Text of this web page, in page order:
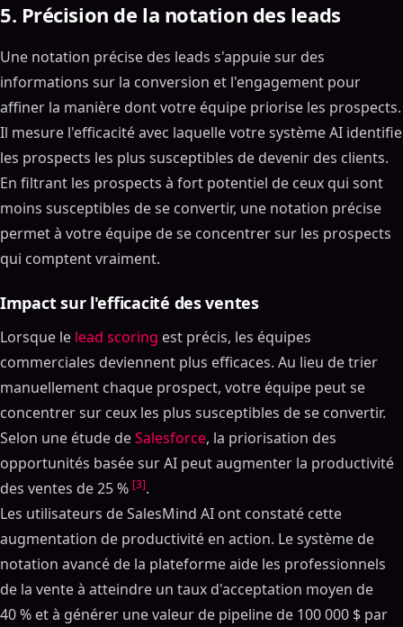
5. Précision de la notation des leads
Une notation précise des leads s'appuie sur des
informations sur la conversion et l'engagement pour
affiner la manière dont votre équipe priorise les prospects.
Il mesure l'efficacité avec laquelle votre système AI identifie
les prospects les plus susceptibles de devenir des clients.
En filtrant les prospects à fort potentiel de ceux qui sont
moins susceptibles de se convertir, une notation précise
permet à votre équipe de se concentrer sur les prospects
qui comptent vraiment.
Impact sur l'efficacité des ventes
Lorsque le lead scoring est précis, les équipes
commerciales deviennent plus efficaces. Au lieu de trier
manuellement chaque prospect, votre équipe peut se
concentrer sur ceux les plus susceptibles de se convertir.
Selon une étude deSalesforce, la priorisation des
opportunités basée sur AI peut augmenter la productivité
des ventes de 25 % [3].
Les utilisateurs de SalesMind AI ont constaté cette
augmentation de productivité en action. Le système de
notation avancé de la plateforme aide les professionnels
de la vente à atteindre un taux d'acceptation moyen de
40 % et à générer une valeur de pipeline de 100 000 $ par